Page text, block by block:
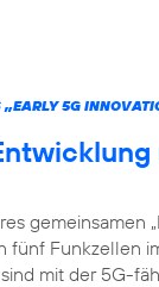
5G
gemeinsamen
fünf Funkzellen
mit der 5G-